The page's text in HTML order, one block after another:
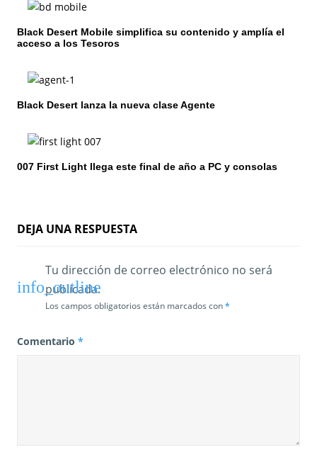
n
d
e
e
r
d
s
Black Desert Mobile simplifica su contenido y amplía el
acceso a los Tesoros
Black Desert lanza la nueva clase Agente
007 First Light llega este final de año a PC y consolas
DEJA UNA RESPUESTA
Tu dirección de correo electrónico no será
publicada.
Los campos obligatorios están marcados con*
Comentario *